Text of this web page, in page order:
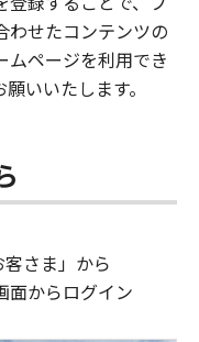
わせたコンテンツの
ムページを利用でき
いいたします。
さま」から
面からログイン